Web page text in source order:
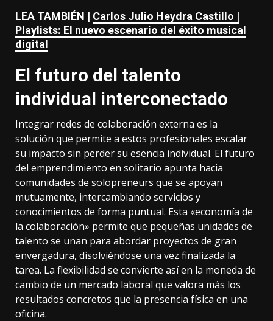
LEA TAMBIÉN | Carlos Julio Heydra Castillo |
Playlists: El nuevo escenario del éxito musical
digital
El futuro del talento
individual interconectado
Integrar redes de colaboración externa es la
solución que permite a estos profesionales escalar
su impacto sin perder su esencia individual. El futuro
del emprendimiento en solitario apunta hacia
comunidades de solopreneurs que se apoyan
mutuamente, intercambiando servicios y
conocimientos de forma puntual. Esta «economía de
la colaboración» permite que pequeñas unidades de
talento se unan para abordar proyectos de gran
envergadura, disolviéndose una vez finalizada la
tarea. La flexibilidad se convierte así en la moneda de
cambio de un mercado laboral que valora más los
resultados concretos que la presencia física en una
oficina.